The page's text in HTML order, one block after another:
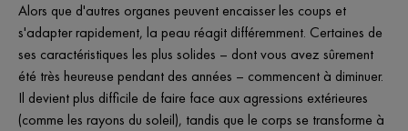
Alors que d'autres organes peuvent encaisser les coups et
s'adapter rapidement, la peau réagit différemment. Certaines de
ses caractéristiques les plus solides – dont vous avez sûrement
été très heureuse pendant des années – commencent à diminuer.
Il devient plus difficile de faire face aux agressions extérieures
(comme les rayons du soleil), tandis que le corps se transforme à